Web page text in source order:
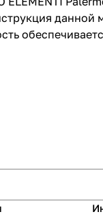
данной
в 2 недели